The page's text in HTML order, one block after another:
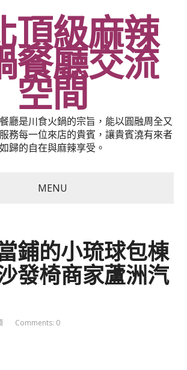
頂級麻辣
餐廳交流
空間
廳是川食火鍋的宗旨，能以圓融周全又
務每一位來店的貴賓，讓貴賓澆有來者
如歸的自在與麻辣享受。
MENU
鋪的小琉球包棟
發椅商家蘆洲汽
Comments: 0